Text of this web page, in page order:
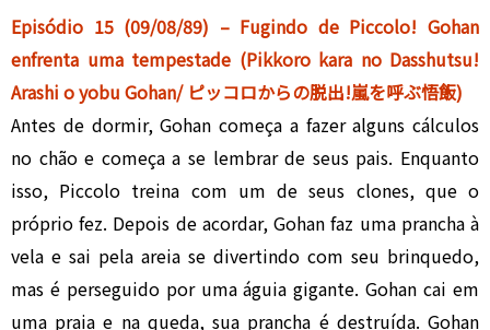
Episódio 15 (09/08/89) – Fugindo de Piccolo! Gohan
enfrenta uma tempestade (Pikkoro kara no Dasshutsu!
Arashi o yobu Gohan/ ピッコロからの脱出!嵐を呼ぶ悟飯)
Antes de dormir, Gohan começa a fazer alguns cálculos
no chão e começa a se lembrar de seus pais. Enquanto
isso, Piccolo treina com um de seus clones, que o
próprio fez. Depois de acordar, Gohan faz uma prancha à
vela e sai pela areia se divertindo com seu brinquedo,
mas é perseguido por uma águia gigante. Gohan cai em
uma praia e na queda, sua prancha é destruída. Gohan